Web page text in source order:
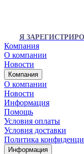
Я
Компания
О компании
Новости
Компания
О компании
Новости
Информация
Помощь
Условия оплаты
Условия доставки
Политика
Информация